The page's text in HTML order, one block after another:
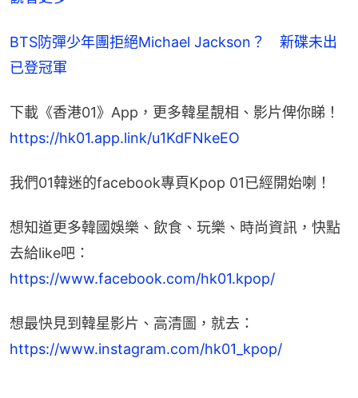
BTS防彈少年團拒絕Michael Jackson？　新碟未出
已登冠軍
下載《香港01》App，更多韓星靚相、影片俾你睇！
https://hk01.app.link/u1KdFNkeEO
我們01韓迷的facebook專頁Kpop 01已經開始喇！
想知道更多韓國娛樂、飲食、玩樂、時尚資訊，快點
去給like吧：
https://www.facebook.com/hk01.kpop/
想最快見到韓星影片、高清圖，就去：
https://www.instagram.com/hk01_kpop/